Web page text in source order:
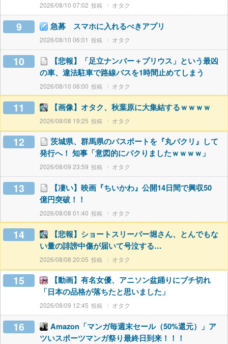
2026/08/10 07:02 オタク
9 急募 スマホに入れるべきアプリ
2026/08/10 06:01 オタク
10
【悲報】「足立ナンバー＋プリウス」という最凶
の車、違法駐車で路線バスを1時間止めてしまう
2026/08/10 06:00 オタク
11 【画像】オタク、秋葉原に大集結するｗｗｗｗ
2026/08/08 19:25 オタク
12
茨城県、群馬県のパスポートを『丸パクリ』して
発行へ！ 知事「意図的にパクりましたｗｗｗｗ」
2026/08/09 23:59 オタク
13
【凄い】映画『ちいかわ』公開14日間で興収50
億円突破！！
2026/08/08 01:40 オタク
14
【悲報】ショートスリーパー堀さん、とんでもな
い量の誹謗中傷が届いて号泣する…
2026/08/08 20:05 オタク
15
【動画】有名女優、アニソン盆踊りにブチ切れ
「日本の品格が落ちたと思いました」
2026/08/09 12:45 オタク
16
Amazon「マンガ毎週末セール（50%還元）」ア
ツいスポーツマンガ祭り最終日到来！！！